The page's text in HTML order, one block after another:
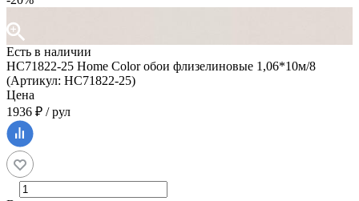
Есть в наличии
HC71822-25 Home Color обои флизелиновые 1,06*10м/8
(Артикул: HC71822-25)
Цена
1936 ₽ / рул